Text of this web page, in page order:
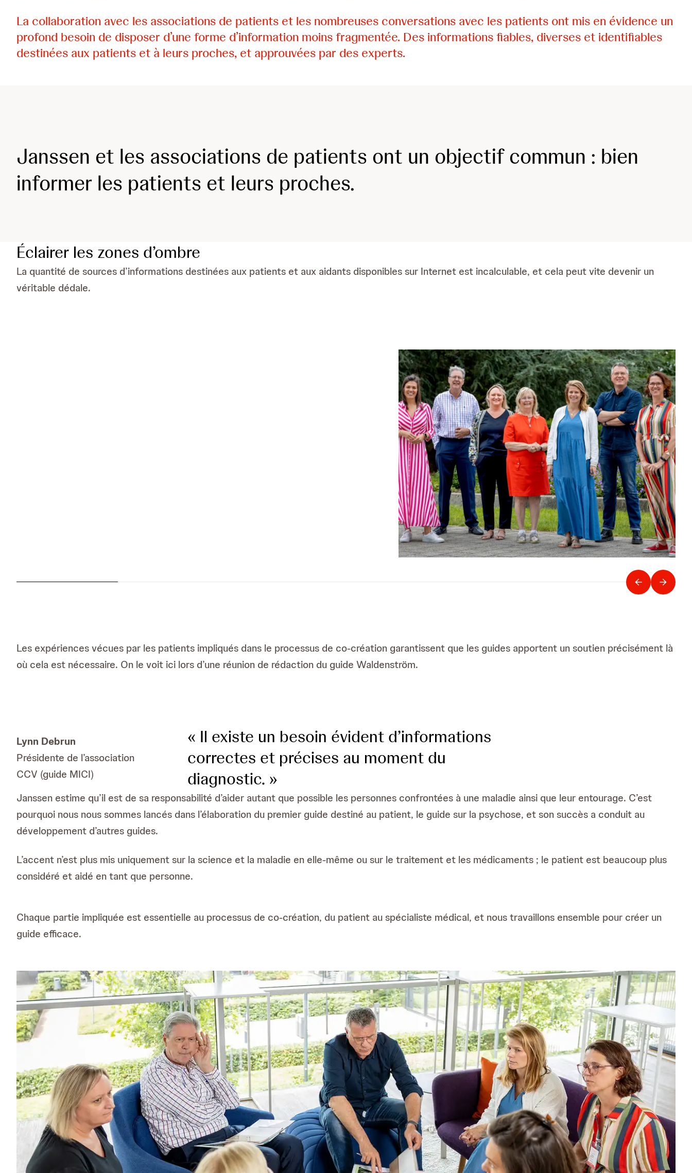
La collaboration avec les associations de patients et les nombreuses conversations avec les patients ont mis en évidence un
profond besoin de disposer d’une forme d’information moins fragmentée. Des informations fiables, diverses et identifiables
destinées aux patients et à leurs proches, et approuvées par des experts.
Janssen et les associations de patients ont un objectif commun : bien
informer les patients et leurs proches.
Éclairer les zones d’ombre
La quantité de sources d’informations destinées aux patients et aux aidants disponibles sur Internet est incalculable, et cela peut vite devenir un
véritable dédale.
Les expériences vécues par les patients impliqués dans le processus de co-création garantissent que les guides apportent un soutien précisément là
où cela est nécessaire. On le voit ici lors d’une réunion de rédaction du guide Waldenström.
Lynn Debrun
Présidente de l’association
CCV (guide MICI)
« Il existe un besoin évident d’informations
correctes et précises au moment du
diagnostic. »
Janssen estime qu’il est de sa responsabilité d’aider autant que possible les personnes confrontées à une maladie ainsi que leur entourage. C’est
pourquoi nous nous sommes lancés dans l’élaboration du premier guide destiné au patient, le guide sur la psychose, et son succès a conduit au
développement d’autres guides.
L’accent n’est plus mis uniquement sur la science et la maladie en elle-même ou sur le traitement et les médicaments ; le patient est beaucoup plus
considéré et aidé en tant que personne.
Chaque partie impliquée est essentielle au processus de co-création, du patient au spécialiste médical, et nous travaillons ensemble pour créer un
guide efficace.